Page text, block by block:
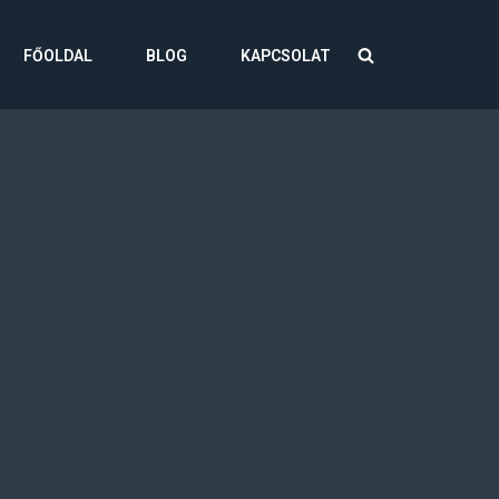
FŐOLDAL BLOG KAPCSOLAT